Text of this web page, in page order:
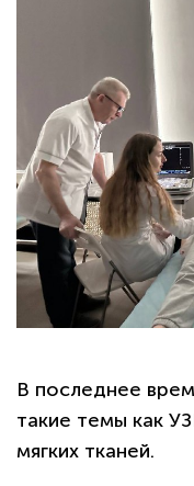
В последнее
такие темы как
мягких тканей.